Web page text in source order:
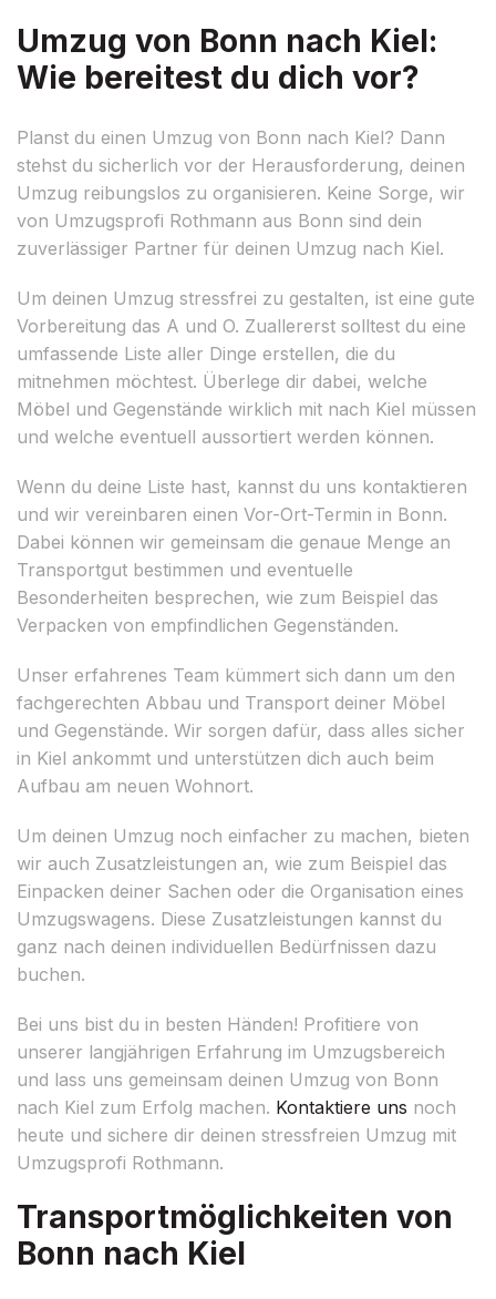
Umzug von Bonn nach Kiel:
Wie bereitest du dich vor?
Planst du einen Umzug von Bonn nach Kiel? Dann
stehst du sicherlich vor der Herausforderung, deinen
Umzug reibungslos zu organisieren. Keine Sorge, wir
von Umzugsprofi Rothmann aus Bonn sind dein
zuverlässiger Partner für deinen Umzug nach Kiel.
Um deinen Umzug stressfrei zu gestalten, ist eine gute
Vorbereitung das A und O. Zuallererst solltest du eine
umfassende Liste aller Dinge erstellen, die du
mitnehmen möchtest. Überlege dir dabei, welche
Möbel und Gegenstände wirklich mit nach Kiel müssen
und welche eventuell aussortiert werden können.
Wenn du deine Liste hast, kannst du uns kontaktieren
und wir vereinbaren einen Vor-Ort-Termin in Bonn.
Dabei können wir gemeinsam die genaue Menge an
Transportgut bestimmen und eventuelle
Besonderheiten besprechen, wie zum Beispiel das
Verpacken von empfindlichen Gegenständen.
Unser erfahrenes Team kümmert sich dann um den
fachgerechten Abbau und Transport deiner Möbel
und Gegenstände. Wir sorgen dafür, dass alles sicher
in Kiel ankommt und unterstützen dich auch beim
Aufbau am neuen Wohnort.
Um deinen Umzug noch einfacher zu machen, bieten
wir auch Zusatzleistungen an, wie zum Beispiel das
Einpacken deiner Sachen oder die Organisation eines
Umzugswagens. Diese Zusatzleistungen kannst du
ganz nach deinen individuellen Bedürfnissen dazu
buchen.
Bei uns bist du in besten Händen! Profitiere von
unserer langjährigen Erfahrung im Umzugsbereich
und lass uns gemeinsam deinen Umzug von Bonn
nach Kiel zum Erfolg machen. Kontaktiere uns noch
heute und sichere dir deinen stressfreien Umzug mit
Umzugsprofi Rothmann.
Transportmöglichkeiten von
Bonn nach Kiel